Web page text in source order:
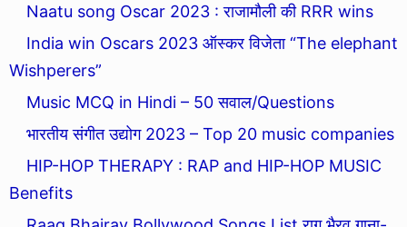
Naatu song Oscar 2023 : राजामौली की RRR wins
India win Oscars 2023 ऑस्कर विजेता “The elephant
Wishperers”
Music MCQ in Hindi – 50 सवाल/Questions
भारतीय संगीत उद्योग 2023 – Top 20 music companies
HIP-HOP THERAPY : RAP and HIP-HOP MUSIC
Benefits